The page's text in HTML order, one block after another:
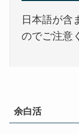
日本語が含
のでご注意
余白活